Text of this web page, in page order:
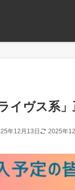
イヴス系
年12月13日 2025年